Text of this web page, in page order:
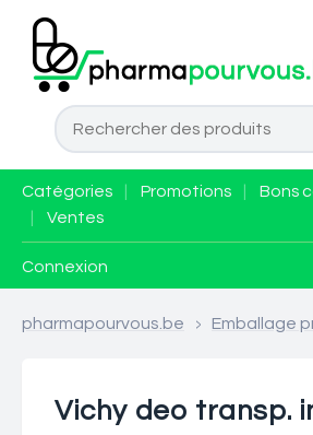
Catégories Promotions Bons
Ventes
Connexion
pharmapourvous.be > Emballage
Vichy deo transp.